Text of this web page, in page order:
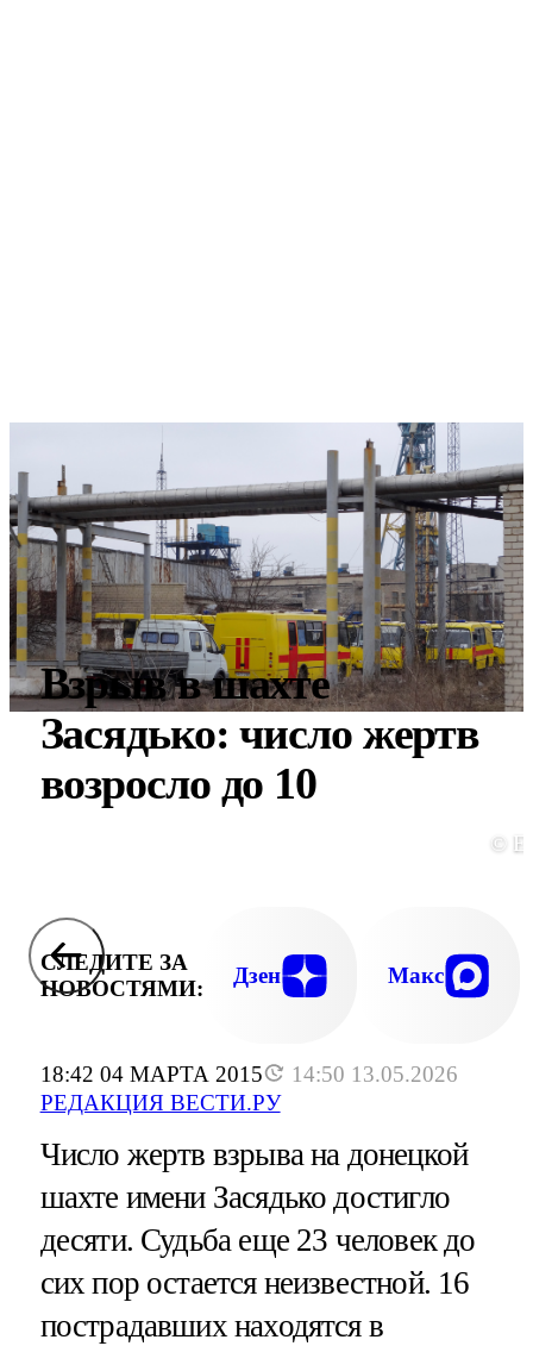
18:42 04 МАРТА 2015
14:50 13.05.2026
РЕДАКЦИЯ ВЕСТИ.РУ
Взрыв в шахте
Засядько: число жертв
возросло до 10
©
СЛЕДИТЕ ЗА
НОВОСТЯМИ:
Дзен Макс
Число жертв взрыва на донецкой
шахте имени Засядько достигло
десяти. Судьба еще 23 человек до
сих пор остается неизвестной. 16
пострадавших находятся в